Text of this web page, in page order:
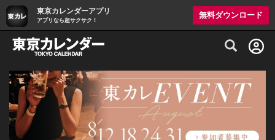
東京カレンダーアプリ
アプリなら超サクサク！
無料ダウンロード
グルメ情報・プレミアムレストラン予約